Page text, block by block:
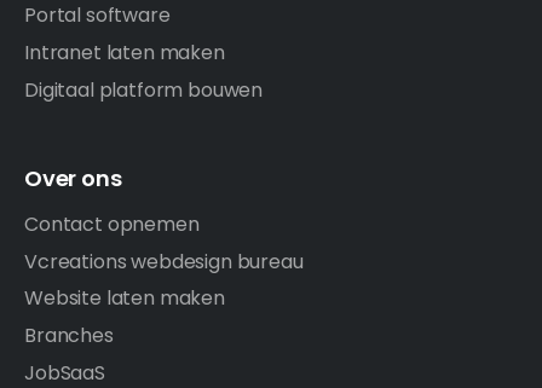
Portal software
Intranet laten maken
Digitaal platform bouwen
Over ons
Contact opnemen
Vcreations webdesign bureau
Website laten maken
Branches
JobSaaS